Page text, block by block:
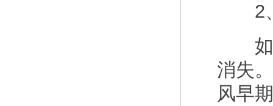
2、
如果
消失
风早